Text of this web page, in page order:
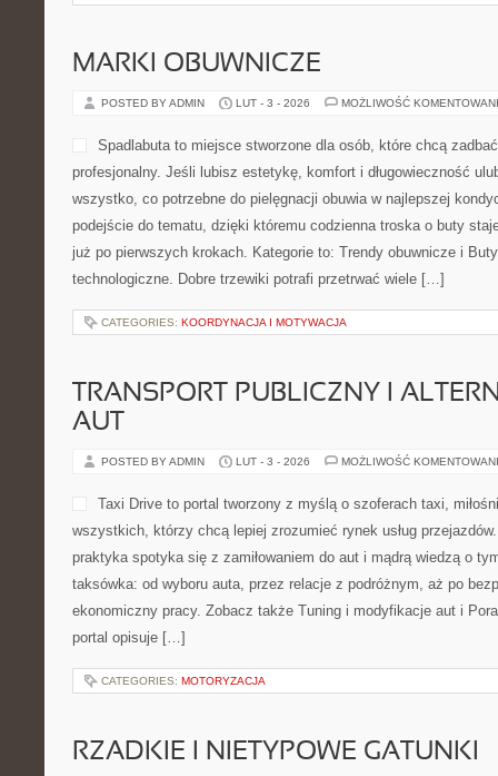
MARKI OBUWNICZE
POSTED BY ADMIN LUT - 3 - 2026 MOŻLIWOŚĆ
Spadlabuta to miejsce stworzone dla osób, które chcą
profesjonalny. Jeśli lubisz estetykę, komfort i długowieczność
wszystko, co potrzebne do pielęgnacji obuwia w najlepszej
podejście do tematu, dzięki któremu codzienna troska o buty
już po pierwszych krokach. Kategorie to: Trendy obuwnicze i
technologiczne. Dobre trzewiki potrafi przetrwać wiele […]
CATEGORIES: KOORDYNACJA I MOTYWACJA
TRANSPORT PUBLICZNY I
AUT
POSTED BY ADMIN LUT - 3 - 2026 MOŻLIWOŚĆ
Taxi Drive to portal tworzony z myślą o szoferach taxi,
wszystkich, którzy chcą lepiej zrozumieć rynek usług
praktyka spotyka się z zamiłowaniem do aut i mądrą wiedzą o
taksówka: od wyboru auta, przez relacje z podróżnym, aż po
ekonomiczny pracy. Zobacz także Tuning i modyfikacje aut i
portal opisuje […]
CATEGORIES: MOTORYZACJA
RZADKIE I NIETYPOWE GATUNKI